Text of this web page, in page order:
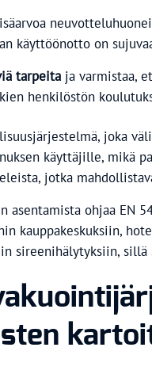
käyttöönotto on
tarpeita ja varmistaa,
henkilöstön
joka
käyttäjille, mikä
jotka
asentamista ohjaa
kauppakeskuksiin,
sireenihälytyksiin,